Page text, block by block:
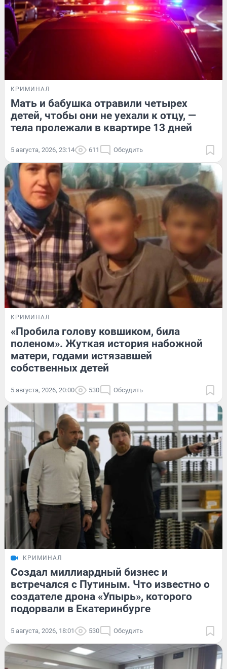
КРИМИНАЛ
Мать и бабушка отравили четырех
детей, чтобы они не уехали к отцу, —
тела пролежали в квартире 13 дней
5 августа, 2026, 23:14 611 Обсудить
КРИМИНАЛ
«Пробила голову ковшиком, била
поленом». Жуткая история набожной
матери, годами истязавшей
собственных детей
5 августа, 2026, 20:00 530 Обсудить
КРИМИНАЛ
Создал миллиардный бизнес и
встречался с Путиным. Что известно о
создателе дрона «Упырь», которого
подорвали в Екатеринбурге
5 августа, 2026, 18:01 530 Обсудить